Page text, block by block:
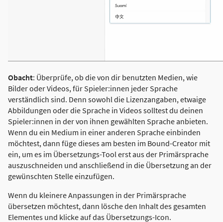
Obacht: Überprüfe, ob die von dir benutzten Medien, wie
Bilder oder Videos, für Spieler:innen jeder Sprache
verständlich sind. Denn sowohl die Lizenzangaben, etwaige
Abbildungen oder die Sprache in Videos solltest du deinen
Spieler:innen in der von ihnen gewählten Sprache anbieten.
Wenn du ein Medium in einer anderen Sprache einbinden
möchtest, dann füge dieses am besten im Bound-Creator mit
ein, um es im Übersetzungs-Tool erst aus der Primärsprache
auszuschneiden und anschließend in die Übersetzung an der
gewünschten Stelle einzufügen.
Wenn du kleinere Anpassungen in der Primärsprache
übersetzen möchtest, dann lösche den Inhalt des gesamten
Elementes und klicke auf das Übersetzungs-Icon.